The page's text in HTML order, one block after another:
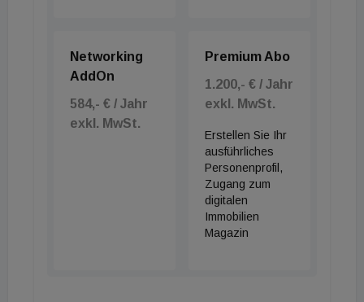
Networking
AddOn
584,- € / Jahr
exkl. MwSt.
Premium Abo
1.200,- € / Jahr
exkl. MwSt.
Erstellen Sie Ihr
ausführliches
Personenprofil,
Zugang zum
digitalen
Immobilien
Magazin